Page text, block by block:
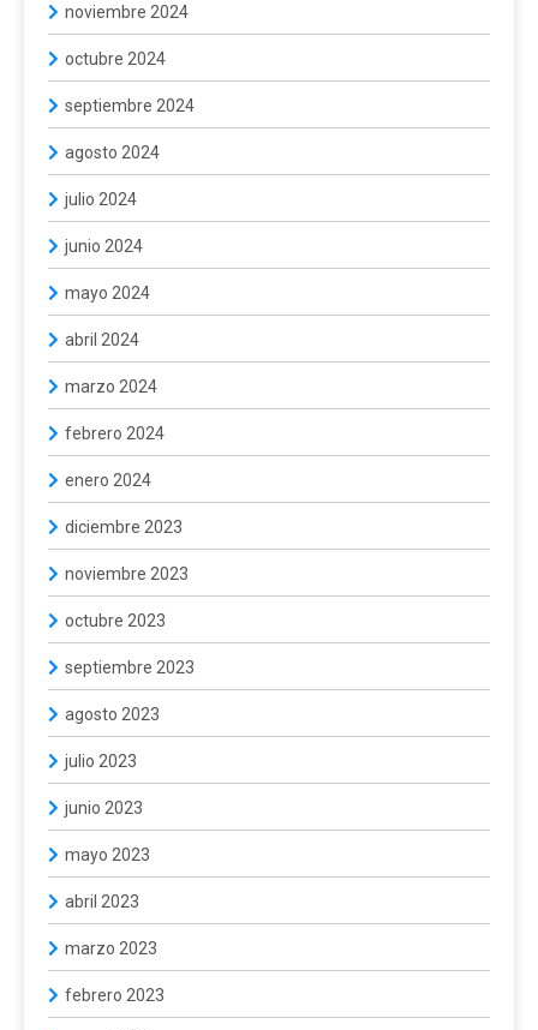
noviembre 2024
octubre 2024
septiembre 2024
agosto 2024
julio 2024
junio 2024
mayo 2024
abril 2024
marzo 2024
febrero 2024
enero 2024
diciembre 2023
noviembre 2023
octubre 2023
septiembre 2023
agosto 2023
julio 2023
junio 2023
mayo 2023
abril 2023
marzo 2023
febrero 2023